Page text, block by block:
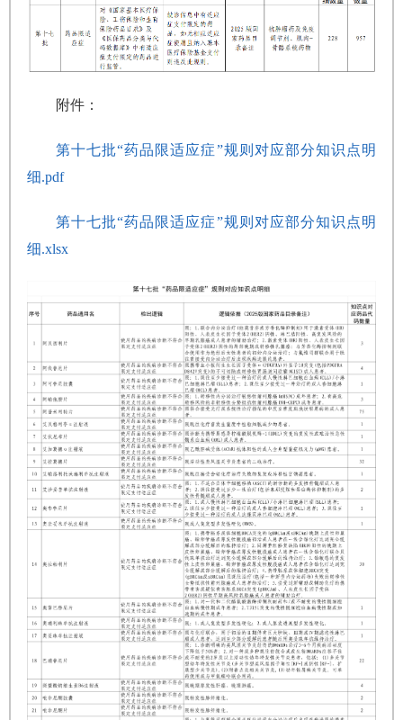
附件：
第十七批“药品限适应症”规则对应部分知识点明
细.pdf
第十七批“药品限适应症”规则对应部分知识点明
细.xlsx